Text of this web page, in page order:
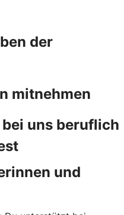
der
mitnehmen
uns beruflich
und